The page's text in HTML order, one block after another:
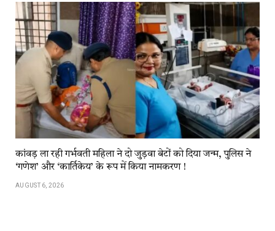
कांवड़​​ ला​​ रही​​ गर्भवती महिला ने दो जुड़वा बेटों को दिया जन्म, पुलिस ने
‘गणेश’ और ‘कार्तिकेय’ के रूप में किया नामकरण !
AUGUST 6, 2026